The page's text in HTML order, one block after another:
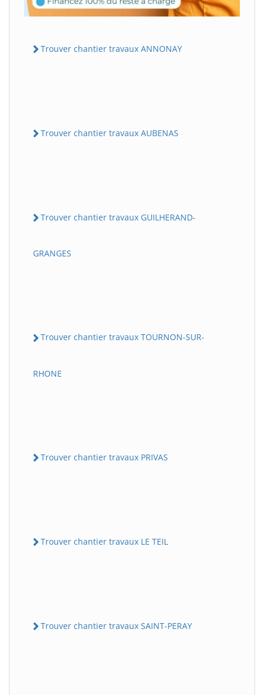
Trouver chantier travaux ANNONAY
Trouver chantier travaux AUBENAS
Trouver chantier travaux GUILHERAND-
GRANGES
Trouver chantier travaux TOURNON-SUR-
RHONE
Trouver chantier travaux PRIVAS
Trouver chantier travaux LE TEIL
Trouver chantier travaux SAINT-PERAY